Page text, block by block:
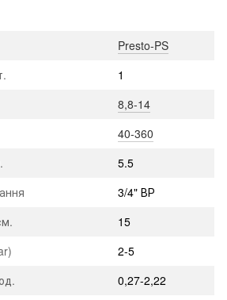
Presto-PS
1
8,8-14
40-360
5.5
3/4" ВР
15
2-5
0,27-2,22